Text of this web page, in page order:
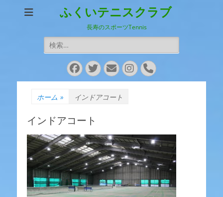
ふくいテニスクラブ
長寿のスポーツTennis
検
索:
Facebook
Twitter
メ
ー
Instagram
電
話
ホーム » インドアコート
インドアコート